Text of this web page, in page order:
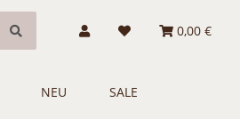
0,00 €
NEU SALE